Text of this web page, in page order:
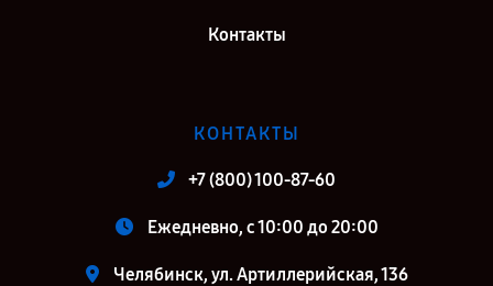
Контакты
КОНТАКТЫ
+7 (800) 100-87-60
Ежедневно, с 10:00 до 20:00
Челябинск, ул. Артиллерийская, 136